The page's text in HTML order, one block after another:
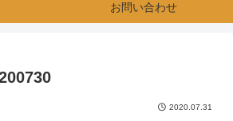
お問い合わせ
2020.07.31